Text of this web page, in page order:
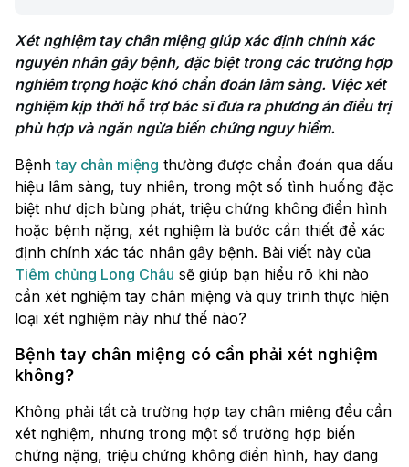
chống dịch COVID-19.
Xét nghiệm tay chân miệng giúp xác định chính xác
nguyên nhân gây bệnh, đặc biệt trong các trường hợp
nghiêm trọng hoặc khó chẩn đoán lâm sàng. Việc xét
nghiệm kịp thời hỗ trợ bác sĩ đưa ra phương án điều trị
Bệnhtay chân miệng thường được chẩn đoán qua dấu
hiệu lâm sàng, tuy nhiên, trong một số tình huống đặc
biệt như dịch bùng phát, triệu chứng không điển hình
hoặc bệnh nặng, xét nghiệm là bước cần thiết để xác
định chính xác tác nhân gây bệnh. Bài viết này của
Tiêm chủng Long Châu sẽ giúp bạn hiểu rõ khi nào
cần xét nghiệm tay chân miệng và quy trình thực hiện
loại xét nghiệm này như thế nào?
Bệnh tay chân miệng có cần phải xét nghiệm
không?
Không phải tất cả trường hợp tay chân miệng đều cần
xét nghiệm, nhưng trong một số trường hợp biến
chứng nặng, triệu chứng không điển hình, hay đang